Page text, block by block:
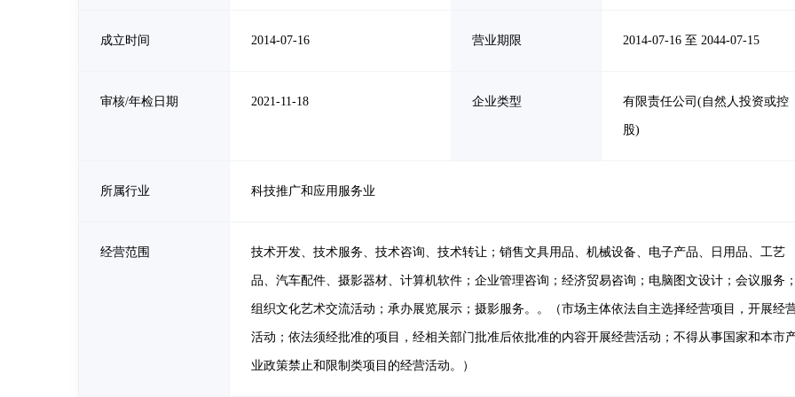
成立时间 2014-07-16 营业期限 2014-07-16 至 2044-07-15
审核/年检日期 2021-11-18 企业类型 有限责任公司(自然人投资或控
股)
所属行业 科技推广和应用服务业
经营范围 技术开发、技术服务、技术咨询、技术转让；销售文具用品、机械设备、电子产品、日用品、工艺
品、汽车配件、摄影器材、计算机软件；企业管理咨询；经济贸易咨询；电脑图文设计；会议服务；
组织文化艺术交流活动；承办展览展示；摄影服务。。（市场主体依法自主选择经营项目，开展经
活动；依法须经批准的项目，经相关部门批准后依批准的内容开展经营活动；不得从事国家和本市
业政策禁止和限制类项目的经营活动。）